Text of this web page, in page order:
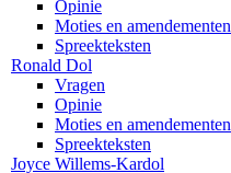
Opinie
Moties en amendementen
Spreekteksten
Ronald Dol
Vragen
Opinie
Moties en amendementen
Spreekteksten
Joyce Willems-Kardol